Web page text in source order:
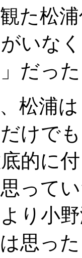
た松
いな
だっ
松浦は
けで
的に
って
り小
は思っ